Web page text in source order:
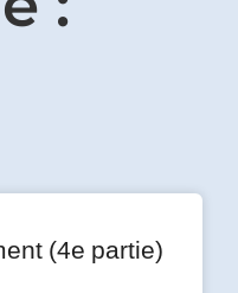
(4e partie)